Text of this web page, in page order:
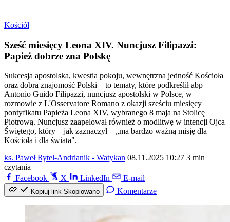
Kościół
Sześć miesięcy Leona XIV. Nuncjusz Filipazzi:
Papież dobrze zna Polskę
Sukcesja apostolska, kwestia pokoju, wewnętrzna jedność Kościoła
oraz dobra znajomość Polski – to tematy, które podkreślił abp
Antonio Guido Filipazzi, nuncjusz apostolski w Polsce, w
rozmowie z L'Osservatore Romano z okazji sześciu miesięcy
pontyfikatu Papieża Leona XIV, wybranego 8 maja na Stolicę
Piotrową. Nuncjusz zaapelował również o modlitwę w intencji Ojca
Świętego, który – jak zaznaczył – „ma bardzo ważną misję dla
Kościoła i dla świata".
ks. Paweł Rytel-Andrianik - Watykan 08.11.2025 10:27 3 min
czytania
Facebook
X LinkedIn E-mail
Kopiuj link Skopiowano Komentarze